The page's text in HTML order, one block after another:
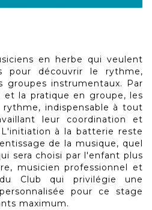
en herbe qui veulent
pour découvrir le rythme,
groupes instrumentaux. Par
et la pratique en groupe, les
indispensable à tout
leur coordination et
à la batterie reste
de la musique, quel
sera choisi par l'enfant plus
musicien professionnel et
Club qui privilégie une
pour ce stage
maximum.